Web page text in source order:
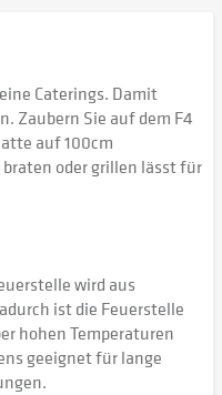
Caterings. Damit
Zaubern Sie auf dem F4
auf 100cm
oder grillen lässt für
wird aus
ist die Feuerstelle
hohen Temperaturen
geeignet für lange